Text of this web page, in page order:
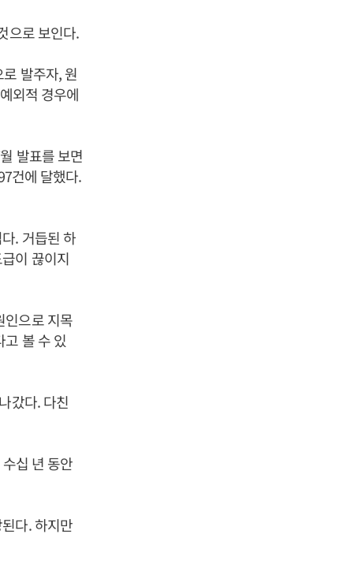
으로 보인다.
발주자, 원
외적 경우에
발표를 보면
건에 달했다.
. 거듭된 하
이 끊이지
인으로 지목
볼 수 있
갔다. 다친
십 년 동안
다. 하지만